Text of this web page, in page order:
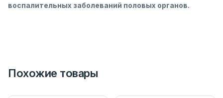
воспалительных заболеваний половых органов.
Похожие товары